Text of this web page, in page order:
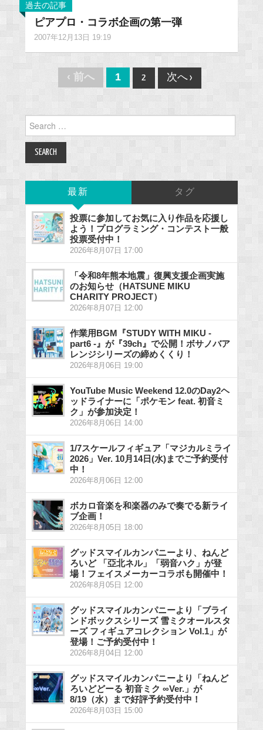
過去の記事
ピアプロ・コラボ企画の第一弾
2007年12月13日 19:19
navigation
‹ 前へ 1 2 次へ ›
Search
for:
最新 タグ
投票に参加してお気に入り作品を応援し
よう！プログラミング・コンテスト一般
投票受付中！
2026年8月07日 17:00
「令和8年熊本地震」復興支援企画実施
のお知らせ（HATSUNE MIKU
CHARITY PROJECT）
2026年8月07日 12:00
作業用BGM『STUDY WITH MIKU -
part6 -』が『39ch』で公開！ボサノバア
レンジシリーズの締めくくり！
2026年8月06日 19:00
YouTube Music Weekend 12.0のDay2ヘ
ッドライナーに「ポケモン feat. 初音ミ
ク」が参加決定！
2026年8月06日 14:00
1/7スケールフィギュア「マジカルミライ
2026」Ver. 10月14日(水)までご予約受付
中！
2026年8月06日 12:00
ボカロ音楽を和楽器のみで奏でる新ライ
ブ企画！
2026年8月05日 18:00
グッドスマイルカンパニーより、ねんど
ろいど 「亞北ネル」「弱音ハク」が登
場！フェイスメーカーコラボも開催中！
2026年8月05日 12:00
グッドスマイルカンパニーより「ブライ
ンドボックスシリーズ 雪ミクオールスタ
ーズ フィギュアコレクション Vol.1」が
登場！ご予約受付中！
2026年8月04日 12:00
グッドスマイルカンパニーより「ねんど
ろいどどーる 初音ミク ∞Ver.」が
8/19（水）まで好評予約受付中！
2026年8月03日 15:00